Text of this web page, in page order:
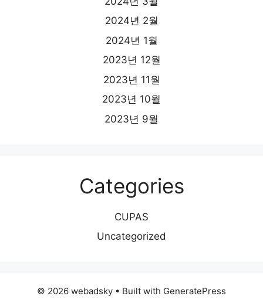
2024년 2월
2024년 1월
2023년 12월
2023년 11월
2023년 10월
2023년 9월
Categories
CUPAS
Uncategorized
© 2026 webadsky • Built with GeneratePress